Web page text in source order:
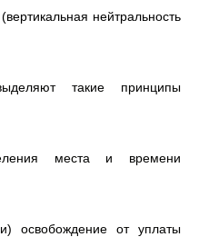
нейтральность
такие принципы
места и времени
освобождение от уплаты